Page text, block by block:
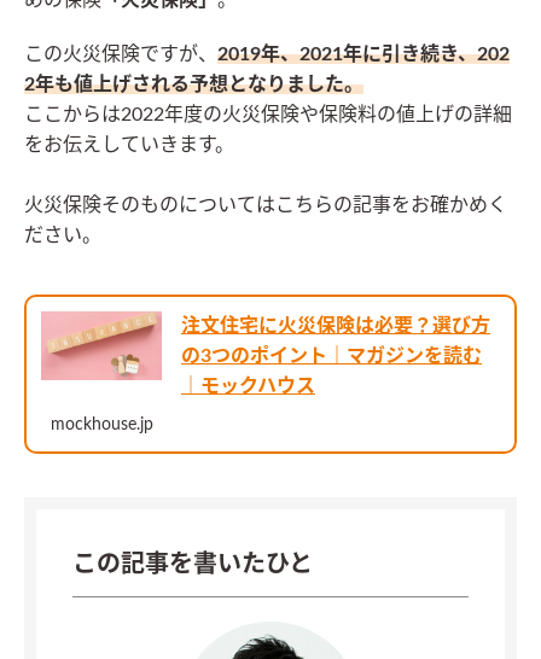
この火災保険ですが、 2019年、2021年に引き続き、202
2年も値上げされる予想となりました。
ここからは2022年度の火災保険や保険料の値上げの詳細
をお伝えしていきます。
火災保険そのものについてはこちらの記事をお確かめく
ださい。
注文住宅に火災保険は必要？選び方
の3つのポイント｜マガジンを読む
｜モックハウス
mockhouse.jp
この記事を書いたひと